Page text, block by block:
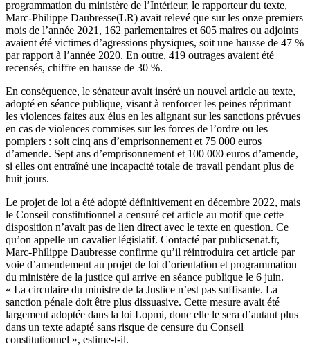
programmation du ministère de l’Intérieur, le rapporteur du texte,
Marc-Philippe Daubresse(LR) avait relevé que sur les onze premiers
mois de l’année 2021, 162 parlementaires et 605 maires ou adjoints
avaient été victimes d’agressions physiques, soit une hausse de 47 %
par rapport à l’année 2020. En outre, 419 outrages avaient été
recensés, chiffre en hausse de 30 %.
En conséquence, le sénateur avait inséré un nouvel article au texte,
adopté en séance publique, visant à renforcer les peines réprimant
les violences faites aux élus en les alignant sur les sanctions prévues
en cas de violences commises sur les forces de l’ordre ou les
pompiers : soit cinq ans d’emprisonnement et 75 000 euros
d’amende. Sept ans d’emprisonnement et 100 000 euros d’amende,
si elles ont entraîné une incapacité totale de travail pendant plus de
huit jours.
Le projet de loi a été adopté définitivement en décembre 2022, mais
le Conseil constitutionnel a censuré cet article au motif que cette
disposition n’avait pas de lien direct avec le texte en question. Ce
qu’on appelle un cavalier législatif. Contacté par publicsenat.fr,
Marc-Philippe Daubresse confirme qu’il réintroduira cet article par
voie d’amendement au projet de loi d’orientation et programmation
du ministère de la justice qui arrive en séance publique le 6 juin.
« La circulaire du ministre de la Justice n’est pas suffisante. La
sanction pénale doit être plus dissuasive. Cette mesure avait été
largement adoptée dans la loi Lopmi, donc elle le sera d’autant plus
dans un texte adapté sans risque de censure du Conseil
constitutionnel », estime-t-il.